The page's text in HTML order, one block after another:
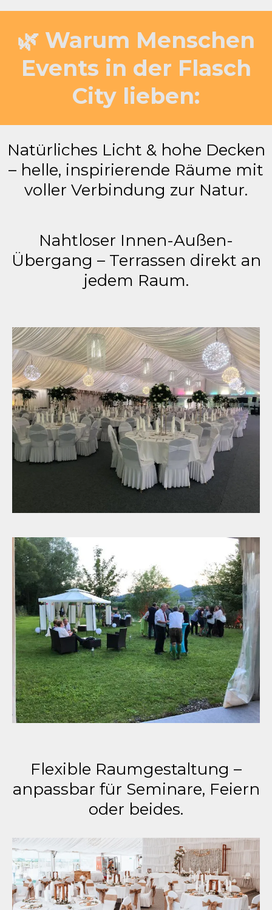
🌿 Warum Menschen
Events in der Flasch
City lieben:
Natürliches Licht & hohe Decken
– helle, inspirierende Räume mit
voller Verbindung zur Natur.
Nahtloser Innen-Außen-
Übergang – Terrassen direkt an
jedem Raum.
Flexible Raumgestaltung –
anpassbar für Seminare, Feiern
oder beides.